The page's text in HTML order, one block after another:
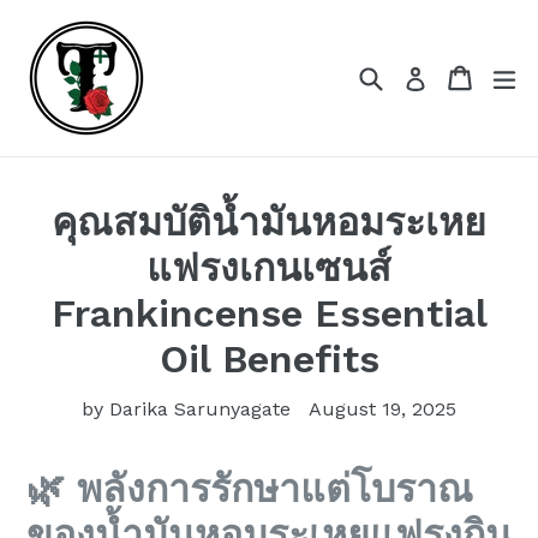
content
SearchLog in Cart
Cart
คุณสมบัติน้ำมันหอมระเหย
แฟรงเกนเซนส์
Frankincense Essential
Oil Benefits
by Darika Sarunyagate August 19, 2025
🌿 พลังการรักษาแต่โบราณ